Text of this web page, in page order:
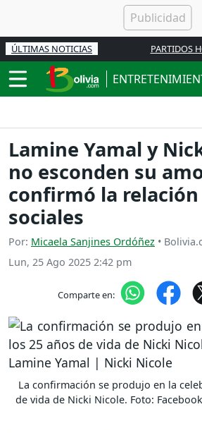
ÚLTIMAS NOTICIAS PARTIDOS
Lamine Yamal y
no esconden su
confirmó la relación
sociales
Por: Micaela Sanjines Ordóñez •
Lun, 25 Ago 2025 2:42 pm
Comparte en:
La confirmación se produjo en la
de vida de Nicki Nicole. Foto: